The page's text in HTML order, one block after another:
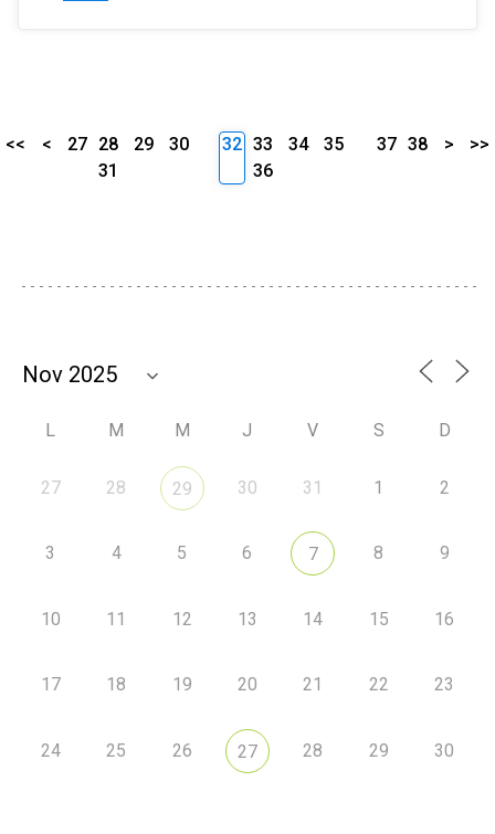
<< < 27 28 29
30
31
32 33 34
35
36
37 38 > >>
L M M J V S D
27 28 29 30 31 1 2
3 4 5 6 7 8 9
10 11 12 13 14 15 16
17 18 19 20 21 22 23
24 25 26 27 28 29 30